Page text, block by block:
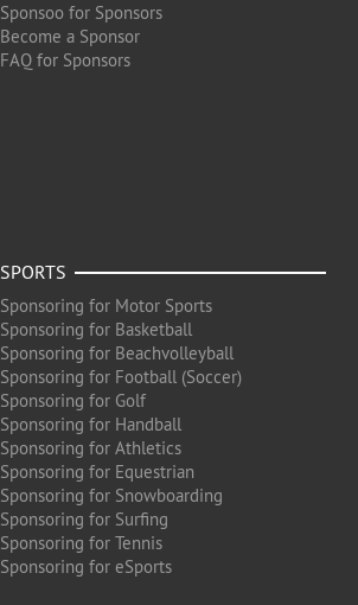
Sponsoo for Sponsors
Become a Sponsor
FAQ for Sponsors
SPORTS
Sponsoring for Motor Sports
Sponsoring for Basketball
Sponsoring for Beachvolleyball
Sponsoring for Football (Soccer)
Sponsoring for Golf
Sponsoring for Handball
Sponsoring for Athletics
Sponsoring for Equestrian
Sponsoring for Snowboarding
Sponsoring for Surfing
Sponsoring for Tennis
Sponsoring for eSports